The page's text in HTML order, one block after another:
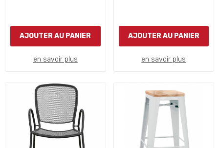
AJOUTER AU PANIER
en savoir plus
AJOUTER AU PANIER
en savoir plus